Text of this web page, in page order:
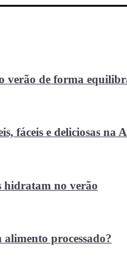
verão de forma
fáceis e deliciosas na
hidratam no verão
processado?